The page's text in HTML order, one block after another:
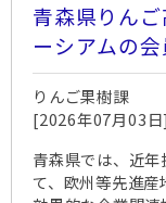
青森県りん
ーシアムの
りんご果樹課
[2026年07月03日]
青森県では、近
て、欧州等先進